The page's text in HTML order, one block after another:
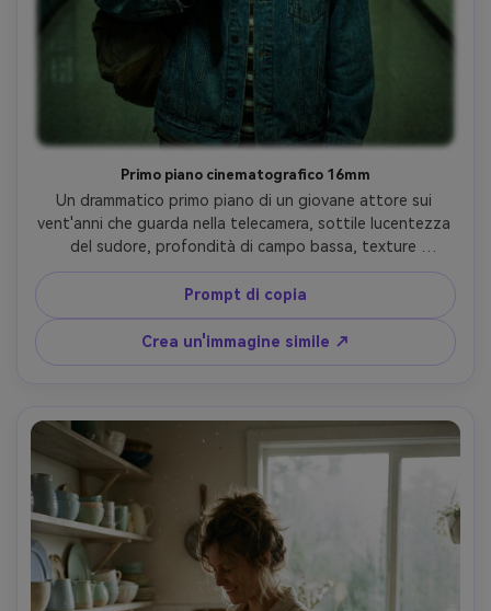
Primo piano cinematografico 16mm
Un drammatico primo piano di un giovane attore sui
vent'anni che guarda nella telecamera, sottile lucentezza
del sudore, profondità di campo bassa, texture
cinematografica di film da 16 mm con granulazione
organica e leggera sensazione di gate weave, caldi punti
salienti e ombre profonde, halation morbida, girato come
un film indipendente, obiettivo da 35 mm, illuminazione in
studio bassa con un tasto morbido e luce del bordo,
Prompt di copia
Crea un'immagine simile ↗